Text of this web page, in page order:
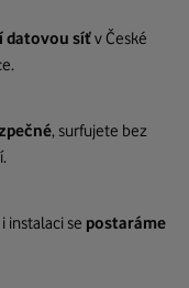
datovou síťv České
, surfujete bez
instalaci se postaráme